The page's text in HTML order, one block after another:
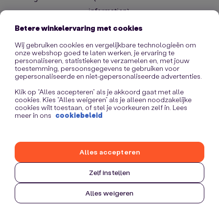
information).
Betere winkelervaring met cookies
Wij gebruiken cookies en vergelijkbare technologieën om
onze webshop goed te laten werken, je ervaring te
personaliseren, statistieken te verzamelen en, met jouw
toestemming, persoonsgegevens te gebruiken voor
gepersonaliseerde en niet-gepersonaliseerde advertenties.
Klik op “Alles accepteren” als je akkoord gaat met alle
cookies. Kies “Alles weigeren” als je alleen noodzakelijke
cookies wilt toestaan, of stel je voorkeuren zelf in. Lees
meer in ons cookiebeleid
Zelf instellen
Alles weigeren
Alles accepteren